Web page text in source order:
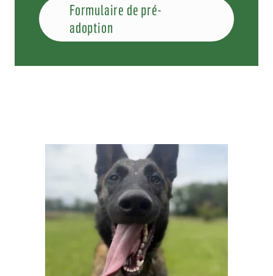
Formulaire de pré-
adoption